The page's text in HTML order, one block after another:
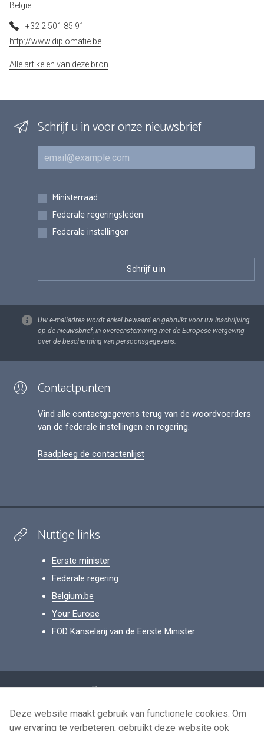
België
+32 2 501 85 91
http://www.diplomatie.be
Alle artikelen van deze bron
Schrijf u in voor onze nieuwsbrief
E-mail
Inschrijvingen
Ministerraad
Federale regeringsleden
Federale instellingen
Uw e-mailadres wordt enkel bewaard en gebruikt voor uw inschrijving
op de nieuwsbrief, in overeenstemming met de Europese wetgeving
over de bescherming van persoonsgegevens.
Contactpunten
Vind alle contactgegevens terug van de woordvoerders
van de federale instellingen en regering.
Raadpleeg de contactenlijst
Nuttige links
Eerste minister
Federale regering
Belgium.be
Your Europe
FOD Kanselarij van de Eerste Minister
Persoonsgegevens
Voorwaarden voor het hergebruik
Deze website maakt gebruik van functionele cookies. Om
uw ervaring te verbeteren, gebruikt deze website ook